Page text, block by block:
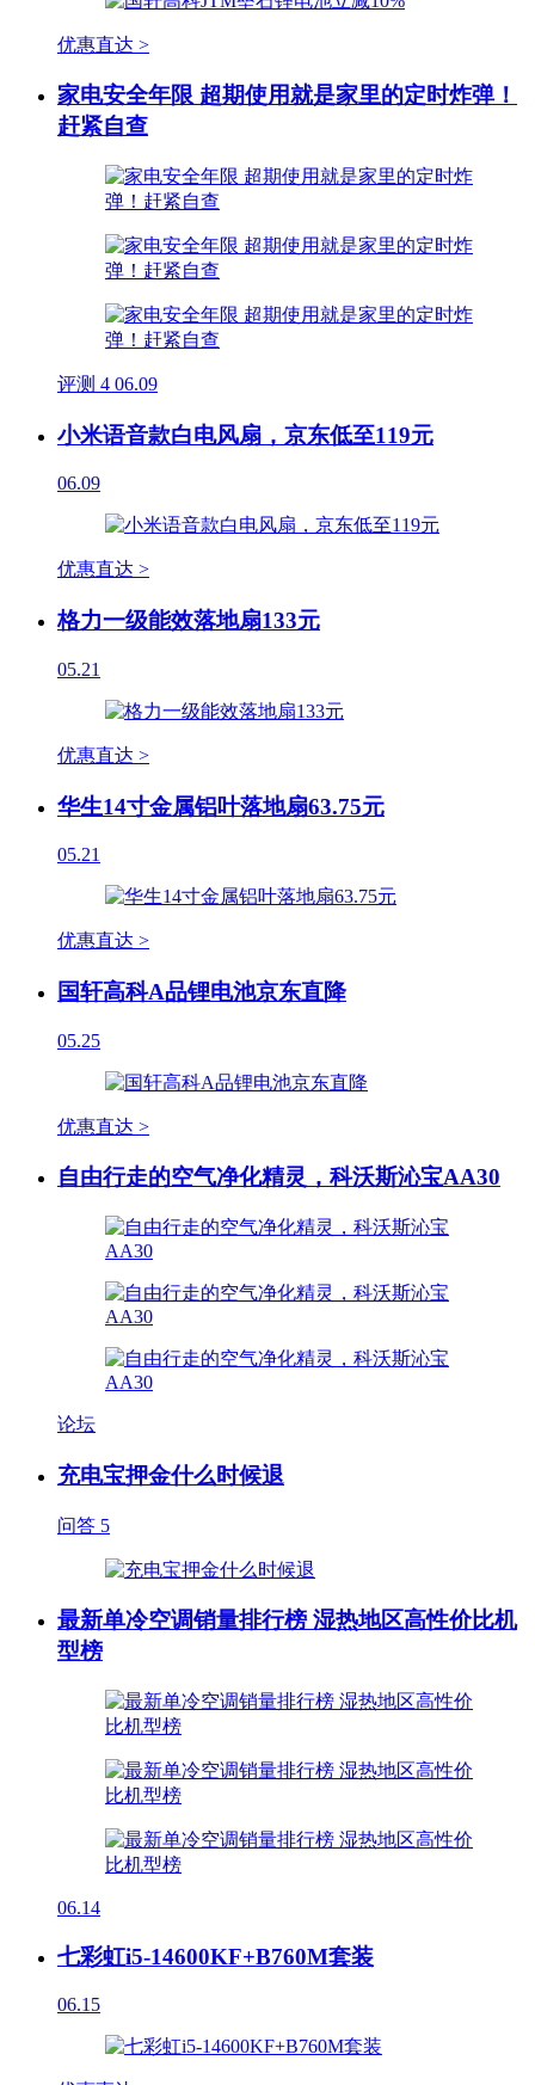
优惠直达 >
家电安全年限 超期使用就是家里的定时炸弹！
赶紧自查
评测 4 06.09
小米语音款白电风扇，京东低至119元
06.09
优惠直达 >
格力一级能效落地扇133元
05.21
优惠直达 >
华生14寸金属铝叶落地扇63.75元
05.21
优惠直达 >
国轩高科A品锂电池京东直降
05.25
优惠直达 >
自由行走的空气净化精灵，科沃斯沁宝AA30
论坛
充电宝押金什么时候退
问答 5
最新单冷空调销量排行榜 湿热地区高性价比机
型榜
06.14
七彩虹i5-14600KF+B760M套装
06.15